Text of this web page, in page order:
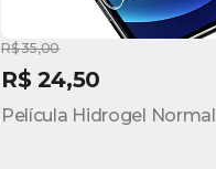
R$ 35,00
R$ 24,50
Película Hidrogel Normal